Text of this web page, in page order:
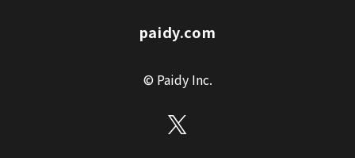
paidy.com
© Paidy Inc.